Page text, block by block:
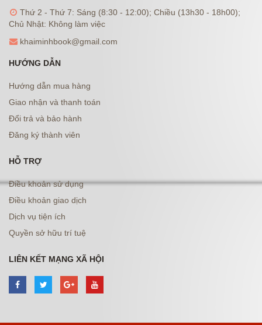
Thứ 2 - Thứ 7: Sáng (8:30 - 12:00); Chiều (13h30 - 18h00);
Chủ Nhật: Không làm việc
khaiminhbook@gmail.com
HƯỚNG DẪN
Hướng dẫn mua hàng
Giao nhận và thanh toán
Đổi trả và bảo hành
Đăng ký thành viên
HỖ TRỢ
Điều khoản sử dụng
Điều khoản giao dịch
Dịch vụ tiện ích
Quyền sở hữu trí tuệ
LIÊN KẾT MẠNG XÃ HỘI